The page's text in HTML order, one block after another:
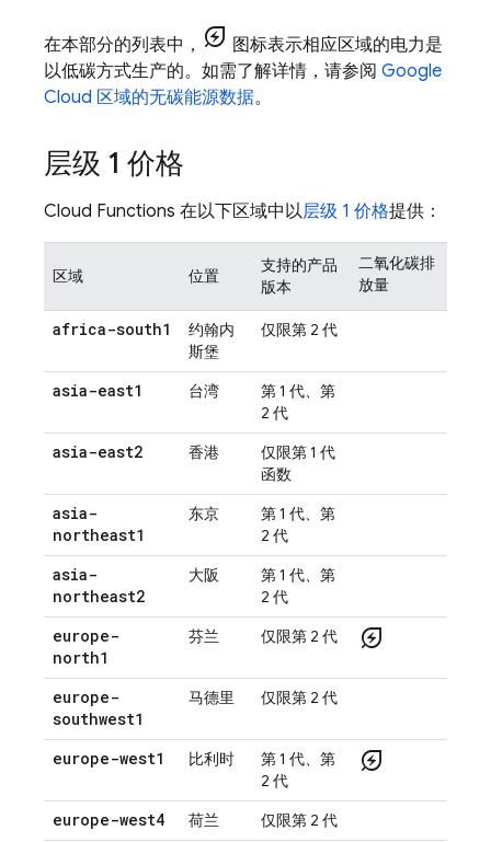
在本部分的列表中， energy_savings_leaf 图标表示相应区域的电力是
以低碳方式生产的。如需了解详情，请参阅 Google
Cloud 区域的无碳能源数据。
层级 1 价格
Cloud Functions 在以下区域中以层级 1 价格提供：
区域 位置
支持的产品
版本
二氧化碳排
放量
africa-south1
约翰内
斯堡
仅限第 2 代
asia-east1 台湾
第 1 代、第
2 代
asia-east2 香港
仅限第 1 代
函数
asia-
northeast1
东京
第 1 代、第
2 代
asia-
northeast2
大阪
第 1 代、第
2 代
europe-
north1
芬兰 仅限第 2 代 energy_savings_leaf
europe-
southwest1
马德里 仅限第 2 代
europe-west1 比利时
第 1 代、第
2 代
energy_savings_leaf
europe-west4 荷兰 仅限第 2 代